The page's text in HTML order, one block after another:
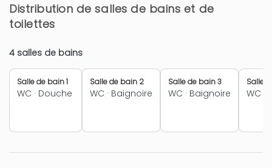
Distribution de salles de bains et de
toilettes
4 salles de bains
Salle de bain 1
WC · Douche
Salle de bain 2
WC · Baignoire
Salle de bain 3
WC · Baignoire
Salle
WC